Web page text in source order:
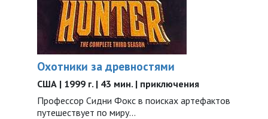
Охотники за древностями
США | 1999 г. | 43 мин. | приключения
Профессор Сидни Фокс в поисках артефактов
путешествует по миру...